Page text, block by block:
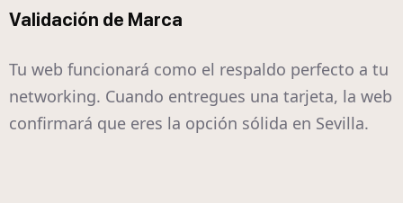
Validación de Marca
Tu web funcionará como el respaldo perfecto a tu
networking. Cuando entregues una tarjeta, la web
confirmará que eres la opción sólida en Sevilla.